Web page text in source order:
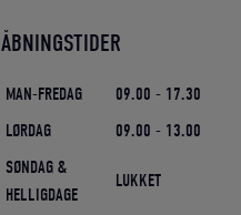
ÅBNINGSTIDER
MAN-FREDAG
09.00 - 17.30
LØRDAG
09.00 - 13.00
SØNDAG &
HELLIGDAGE
LUKKET